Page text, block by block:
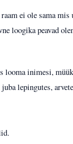
ei ole sama mis
loogika peavad
inimesi,
lepingutes,